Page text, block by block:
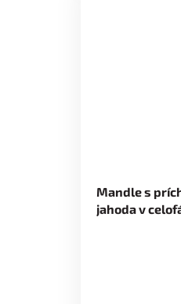
Mandle s
jahoda v